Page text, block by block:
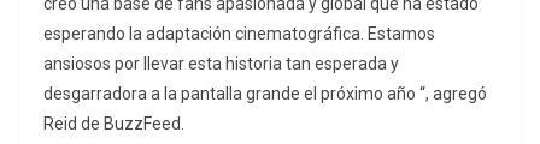
esperando la adaptación cinematográfica. Estamos
ansiosos por llevar esta historia tan esperada y
desgarradora a la pantalla grande el próximo año “, agregó
Reid de BuzzFeed.